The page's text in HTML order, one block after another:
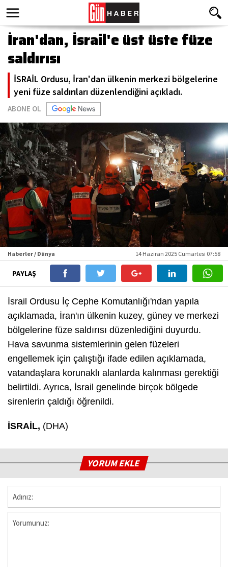
İran'dan, İsrail'e üst üste füze
saldırısı
İSRAİL Ordusu, İran'dan ülkenin merkezi bölgelerine
yeni füze saldırıları düzenlendiğini açıkladı.
ABONE OL
Haberler / Dünya 14 Haziran 2025 Cumartesi 07:58
PAYLAŞ
İsrail Ordusu İç Cephe Komutanlığı'ndan yapıla
açıklamada, İran'ın ülkenin kuzey, güney ve merkezi
bölgelerine füze saldırısı düzenlediğini duyurdu.
Hava savunma sistemlerinin gelen füzeleri
engellemek için çalıştığı ifade edilen açıklamada,
vatandaşlara korunaklı alanlarda kalınması gerektiği
belirtildi. Ayrıca, İsrail genelinde birçok bölgede
sirenlerin çaldığı öğrenildi.
İSRAİL, (DHA)
YORUM EKLE